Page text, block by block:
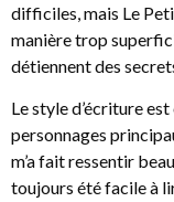
difficiles, mais Le
manière trop
détiennent des
Le style d’écriture
personnages
m’a fait ressentir
toujours été facile à